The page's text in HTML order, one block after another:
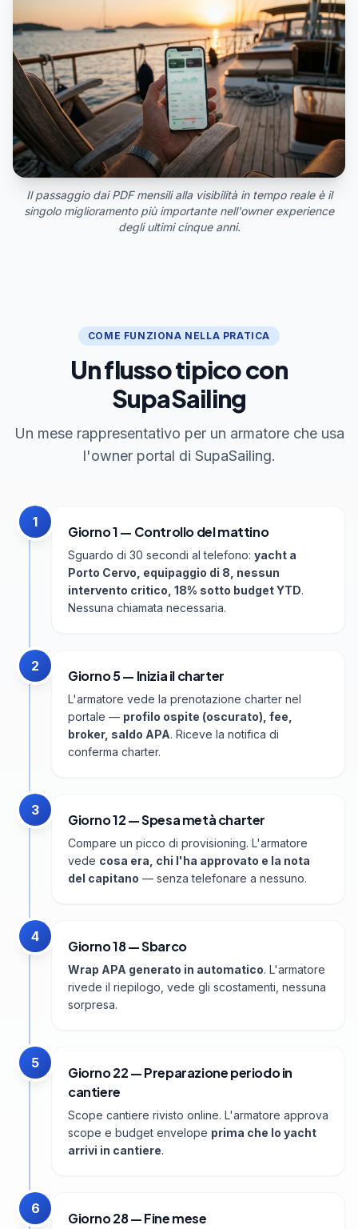
Il passaggio dai PDF mensili alla visibilità in tempo reale è il
singolo miglioramento più importante nell'owner experience
degli ultimi cinque anni.
COME FUNZIONA NELLA PRATICA
Un flusso tipico con
SupaSailing
Un mese rappresentativo per un armatore che usa
l'owner portal di SupaSailing.
1
Giorno 1 — Controllo del mattino
Sguardo di 30 secondi al telefono: yacht a
Porto Cervo, equipaggio di 8, nessun
intervento critico, 18% sotto budget YTD.
Nessuna chiamata necessaria.
2
Giorno 5 — Inizia il charter
L'armatore vede la prenotazione charter nel
portale — profilo ospite (oscurato), fee,
broker, saldo APA. Riceve la notifica di
conferma charter.
3
Giorno 12 — Spesa metà charter
Compare un picco di provisioning. L'armatore
vede cosa era, chi l'ha approvato e la nota
del capitano — senza telefonare a nessuno.
4
Giorno 18 — Sbarco
Wrap APA generato in automatico. L'armatore
rivede il riepilogo, vede gli scostamenti, nessuna
sorpresa.
5
Giorno 22 — Preparazione periodo in
cantiere
Scope cantiere rivisto online. L'armatore approva
scope e budget envelope prima che lo yacht
arrivi in cantiere.
6
Giorno 28 — Fine mese